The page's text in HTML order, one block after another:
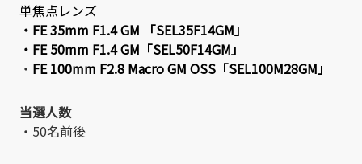
単焦点レンズ
・ FE 35mm F1.4 GM 「SEL35F14GM」
・ FE 50mm F1.4 GM「SEL50F14GM」
・ FE 100mm F2.8 Macro GM OSS「SEL100M28GM」
当選人数
・50名前後